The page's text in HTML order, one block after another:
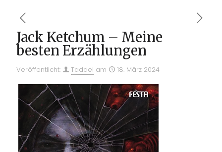
Jack Ketchum – Meine
besten Erzählungen
Veröffentlicht: Taddel am 18. März 2024